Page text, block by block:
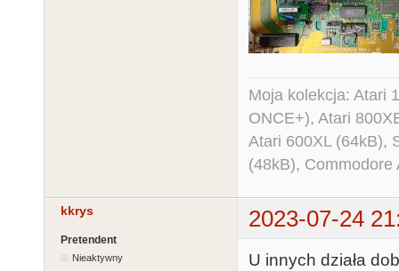
Moja kolekcja: Atari
ONCE+), Atari
Atari 600XL (64kB),
(48kB),
kkrys 2023-07-24
Pretendent
Nieaktywny
U innych działa